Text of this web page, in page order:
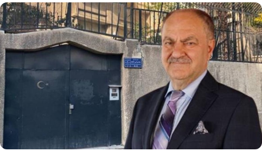
Türkiye'nin Nuakşot Büyükelçisi
Burhan Köroğlu, Şam Büyükelçiliği
Geçici Maslahatgüzarı olarak
görevlendirildi